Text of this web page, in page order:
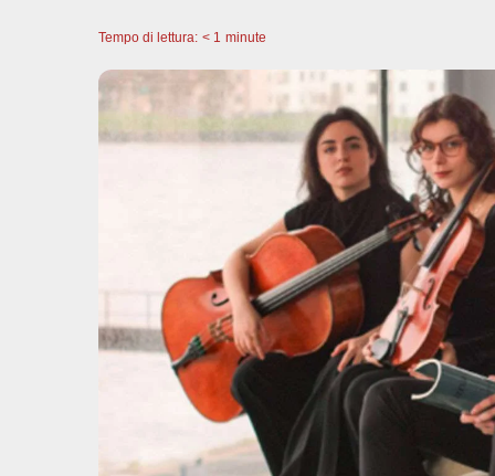
c
e
b
o
at
s
A
p
e
dI
n
di
vi
di
Tempo di lettura: < 1 minute